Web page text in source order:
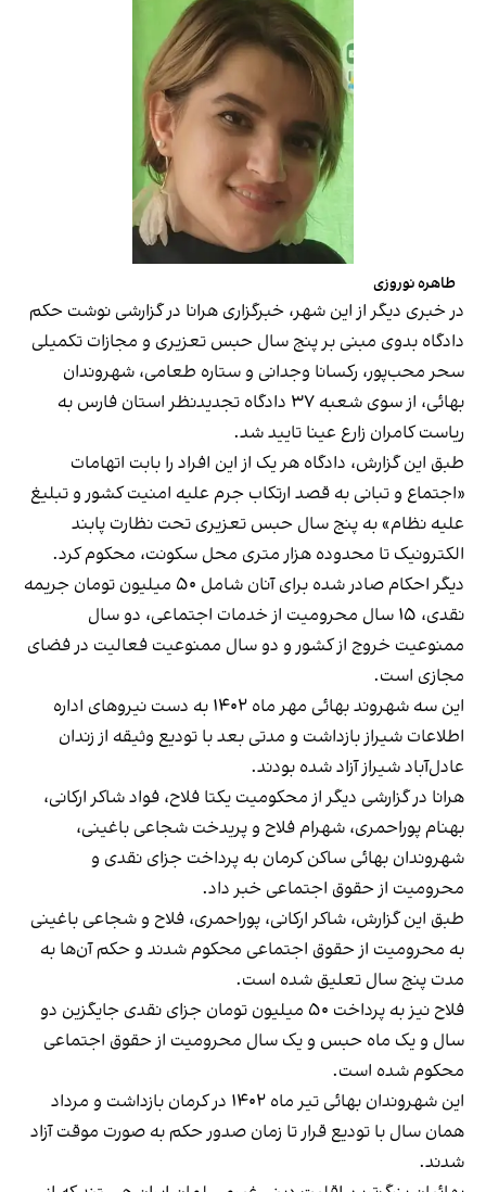
طاهره نوروزی
در خبری دیگر از این شهر، خبرگزاری هرانا در گزارشی نوشت حکم
دادگاه بدوی مبنی بر پنج سال حبس تعزیری و مجازات تکمیلی
سحر محب‌پور، رکسانا وجدانی و ستاره طعامی، شهروندان
بهائی، از سوی شعبه ۳۷ دادگاه تجدیدنظر استان فارس به
ریاست کامران زارع عینا تایید شد.
طبق این گزارش، دادگاه هر یک از این افراد را بابت اتهامات
«اجتماع و تبانی به قصد ارتکاب جرم علیه امنیت کشور و تبلیغ
علیه نظام» به پنج سال حبس تعزیری تحت نظارت پابند
الکترونیک تا محدوده هزار متری محل سکونت، محکوم کرد.
دیگر احکام صادر شده برای آنان شامل ۵۰ میلیون تومان جریمه
نقدی، ۱۵ سال محرومیت از خدمات اجتماعی، دو سال
ممنوعیت خروج از کشور و دو سال ممنوعیت فعالیت در فضای
مجازی است.
این سه شهروند بهائی مهر ماه ۱۴۰۲ به دست نیروهای اداره
اطلاعات شیراز بازداشت و مدتی بعد با تودیع وثیقه از زندان
عادل‌آباد شیراز آزاد شده بودند.
هرانا در گزارشی دیگر از محکومیت یکتا فلاح، فواد شاکر ارکانی،
بهنام پوراحمری، شهرام فلاح و پریدخت شجاعی باغینی،
شهروندان بهائی ساکن کرمان به پرداخت جزای نقدی و
محرومیت از حقوق اجتماعی خبر داد.
طبق این گزارش، شاکر ارکانی، پوراحمری، فلاح و شجاعی باغینی
به محرومیت از حقوق اجتماعی محکوم شدند و حکم آن‌ها به
مدت پنج سال تعلیق شده است.
فلاح نیز به پرداخت ۵۰ میلیون تومان جزای نقدی جایگزین دو
سال و یک ماه حبس و یک سال محرومیت از حقوق اجتماعی
محکوم شده است.
این شهروندان بهائی تیر ماه ۱۴۰۲ در کرمان بازداشت و مرداد
همان سال با تودیع قرار تا زمان صدور حکم به صورت موقت آزاد
شدند.